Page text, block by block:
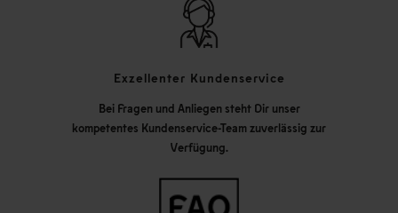
Exzellenter Kundenservice
Bei Fragen und Anliegen steht Dir unser
kompetentes Kundenservice-Team zuverlässig zur
Verfügung.